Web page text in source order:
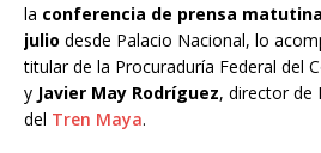
la conferencia de prensa matutina
julio desde Palacio Nacional, lo
titular de la Procuraduría Federal del
y Javier May Rodríguez, director de
del Tren Maya.